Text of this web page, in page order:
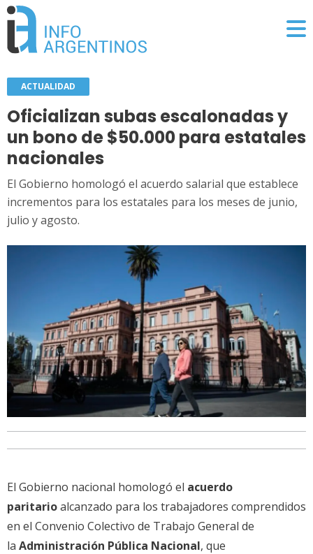
ACTUALIDAD
Oficializan subas escalonadas y
un bono de $50.000 para estatales
nacionales
El Gobierno homologó el acuerdo salarial que establece
incrementos para los estatales para los meses de junio,
julio y agosto.
El Gobierno nacional homologó el acuerdo
paritarioalcanzado para los trabajadores comprendidos
en el Convenio Colectivo de Trabajo General de
la Administración Pública Nacional, que